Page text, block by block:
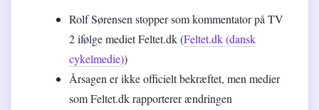
Rolf Sørensen stopper som kommentator på TV
2 ifølge mediet Feltet.dk (Feltet.dk (dansk
cykelmedie))
Årsagen er ikke officielt bekræftet, men medier
som Feltet.dk rapporterer ændringen